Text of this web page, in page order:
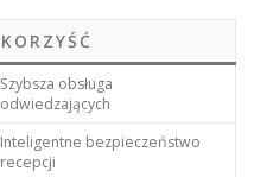
KORZYŚĆ
Szybsza obsługa
odwiedzających
Inteligentne bezpieczeństwo
recepcji